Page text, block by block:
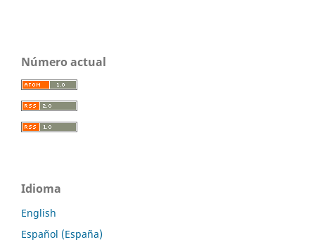
Número actual
Idioma
English
Español (España)